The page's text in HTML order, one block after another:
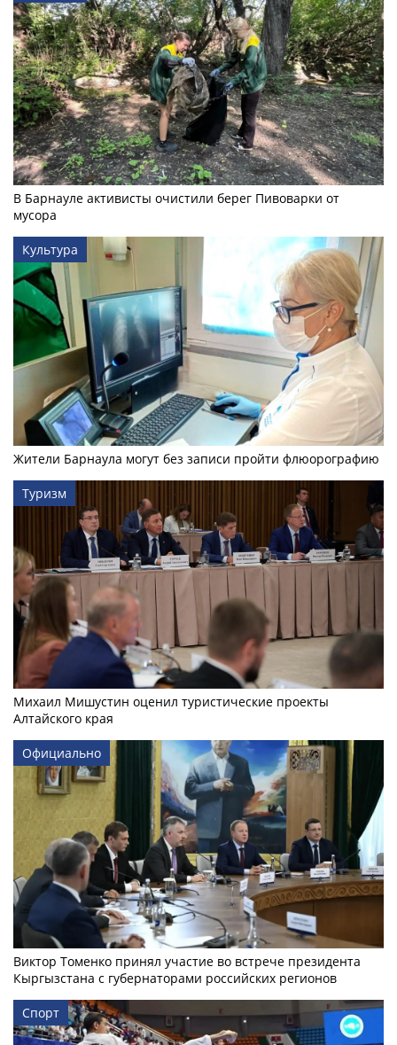
В Барнауле активисты очистили берег Пивоварки от
мусора
Культура
Жители Барнаула могут без записи пройти флюорографию
Туризм
Михаил Мишустин оценил туристические проекты
Алтайского края
Официально
Виктор Томенко принял участие во встрече президента
Кыргызстана с губернаторами российских регионов
Спорт